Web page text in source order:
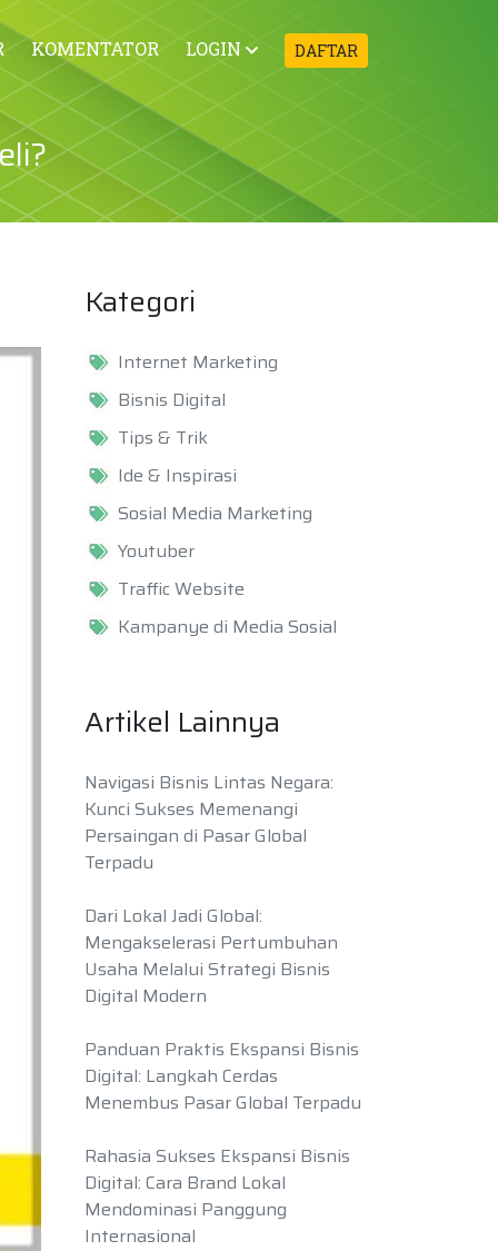
KOMENTATOR LOGIN DAFTAR
Kategori
Internet Marketing
Bisnis Digital
Tips & Trik
Ide & Inspirasi
Sosial Media Marketing
Youtuber
Traffic Website
Kampanye di Media Sosial
Artikel Lainnya
Navigasi Bisnis Lintas Negara:
Kunci Sukses Memenangi
Persaingan di Pasar Global
Terpadu
Dari Lokal Jadi Global:
Mengakselerasi Pertumbuhan
Usaha Melalui Strategi Bisnis
Digital Modern
Panduan Praktis Ekspansi Bisnis
Digital: Langkah Cerdas
Menembus Pasar Global Terpadu
Rahasia Sukses Ekspansi Bisnis
Digital: Cara Brand Lokal
Mendominasi Panggung
Internasional